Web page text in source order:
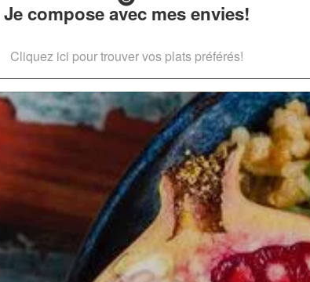
Je compose avec mes envies!
Cliquez ici pour trouver vos plats préférés!